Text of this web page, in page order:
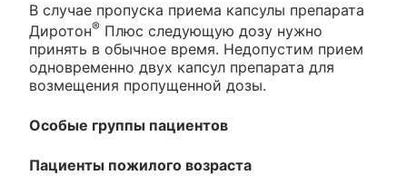
В случае пропуска приема капсулы препарата
Диротон® Плюс следующую дозу нужно
принять в обычное время. Недопустим прием
одновременно двух капсул препарата для
возмещения пропущенной дозы.
Особые группы пациентов
Пациенты пожилого возраста